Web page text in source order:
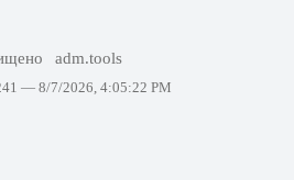
adm.tools
— 8/7/2026, 4:05:22 PM